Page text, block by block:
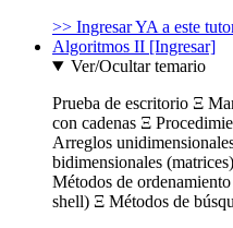
>> Ingresar YA a este
Algoritmos II [Ingresar]
Ver/Ocultar temario
Prueba de escritorio Ξ
con cadenas Ξ
Arreglos
bidimensionales
Métodos de
shell) Ξ Métodos de